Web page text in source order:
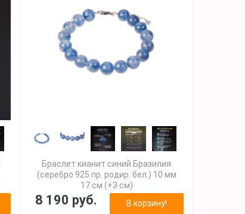
Браслет кианит синий Бразилия
(серебро 925 пр. родир. бел.) 10 мм
17 см (+3 см)
8 190 руб. В корзину!